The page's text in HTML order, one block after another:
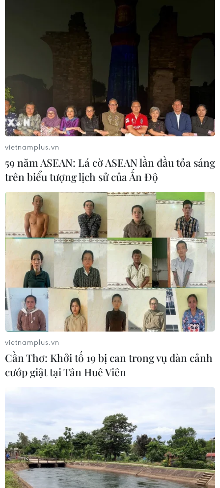
Gu thời trang 'phá cách' của
Lương Thùy Linh khi hết nhiệm kỳ Hoa
hậu
16/08/2022 05:21
Bước qua tuổi mới 22, nàng hậu Lương Thùy Linh khoe
bộ ảnh mới đầy thần thái cùng gu thời trang phá cách
nhưng cũng không kém phần sexy. Cô cũng vừa chính
thức trao lại vương miện cho người kế nhiệm.
vietnamplus.vn
59 năm ASEAN: Lá cờ ASEAN lần đầu tỏa sáng
trên biểu tượng lịch sử của Ấn Độ
vietnamplus.vn
Cần Thơ: Khởi tố 19 bị can trong vụ dàn cảnh
cướp giật tại Tân Huê Viên